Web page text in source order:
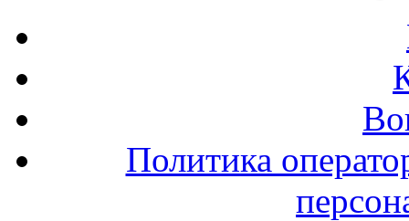
Политика